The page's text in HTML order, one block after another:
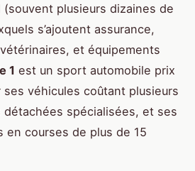
(souvent plusieurs dizaines de
s’ajoutent assurance,
et équipements
1 est un sport automobile prix
véhicules coûtant plusieurs
spécialisées, et ses
en courses de plus de 15